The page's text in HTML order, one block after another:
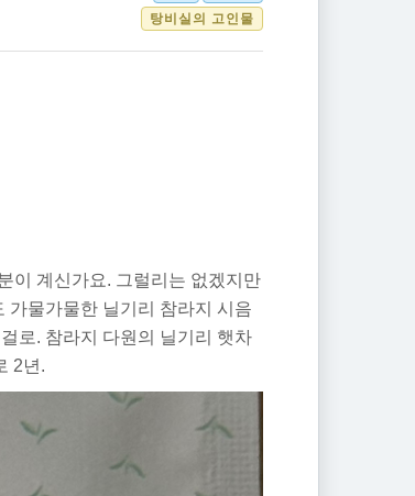
탕비실의 고인물
이 계신가요. 그럴리는 없겠지만
가물가물한 닐기리 참라지 시음
로. 참라지 다원의 닐기리 햇차
2년.